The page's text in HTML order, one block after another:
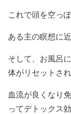
これで頭を空っ
ある主の瞑想に近
そして、お風呂
体がリセットされ
血流が良くなり
ってデトックス